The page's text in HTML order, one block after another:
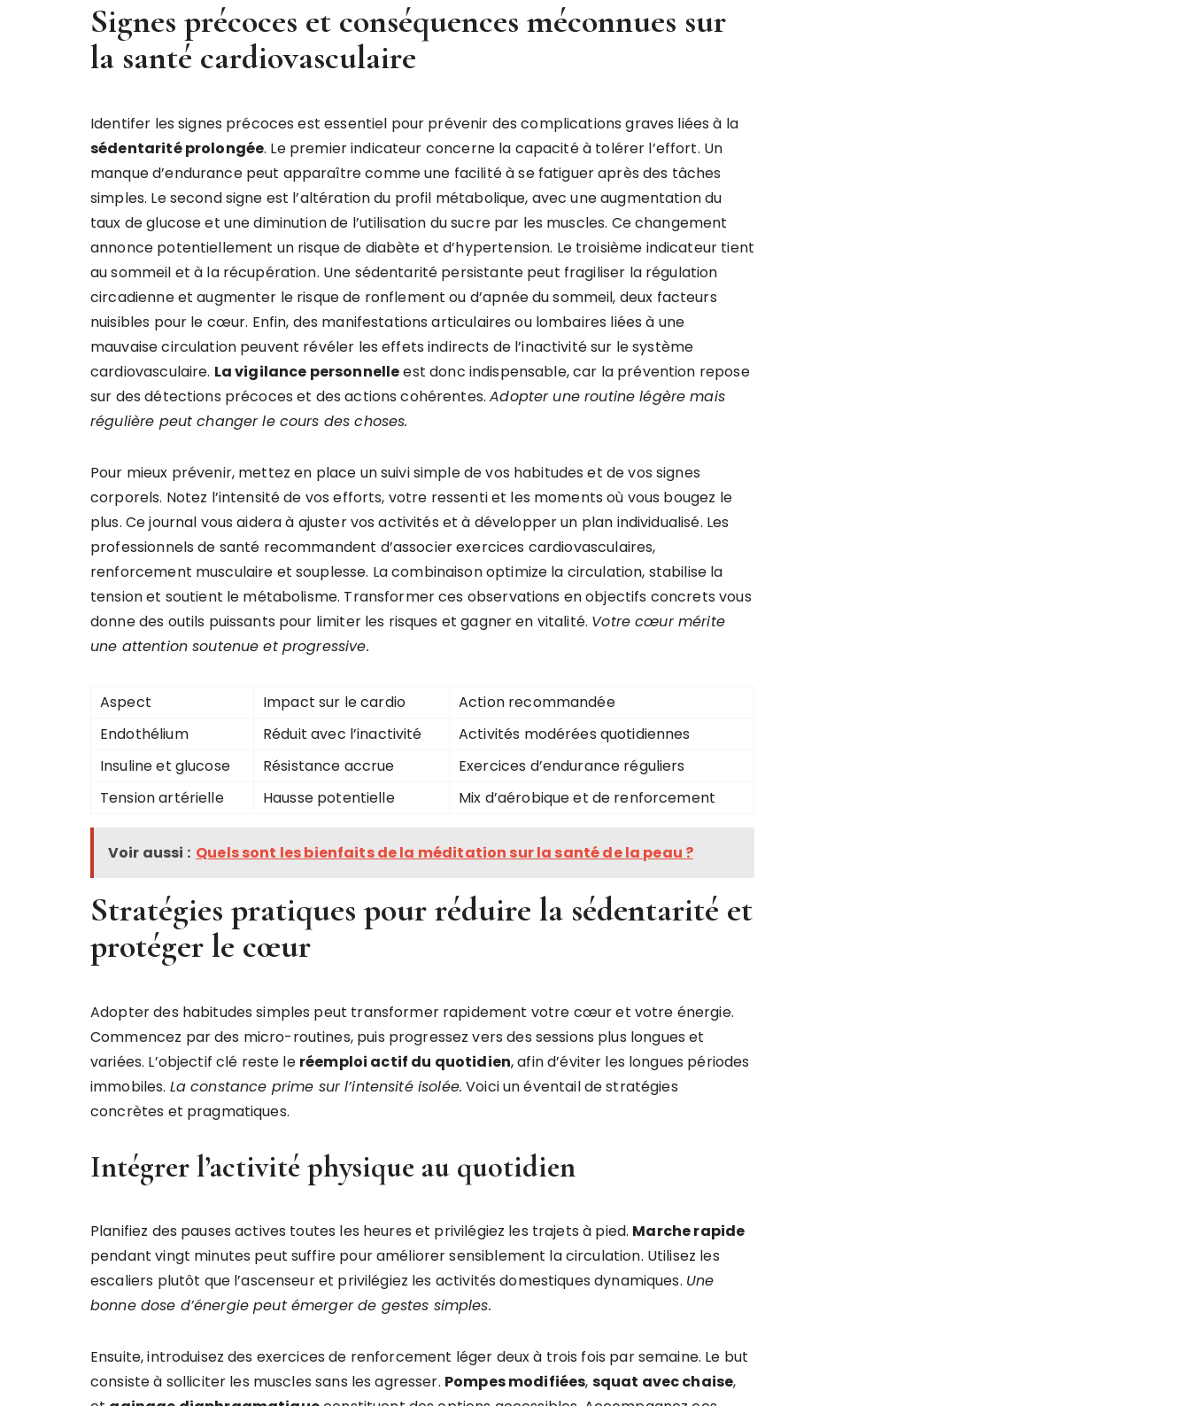
Signes précoces et conséquences méconnues sur
la santé cardiovasculaire
Identifer les signes précoces est essentiel pour prévenir des complications graves liées à la
sédentarité prolongée. Le premier indicateur concerne la capacité à tolérer l’effort. Un
manque d’endurance peut apparaître comme une facilité à se fatiguer après des tâches
simples. Le second signe est l’altération du profil métabolique, avec une augmentation du
taux de glucose et une diminution de l’utilisation du sucre par les muscles. Ce changement
annonce potentiellement un risque de diabète et d’hypertension. Le troisième indicateur tient
au sommeil et à la récupération. Une sédentarité persistante peut fragiliser la régulation
circadienne et augmenter le risque de ronflement ou d’apnée du sommeil, deux facteurs
nuisibles pour le cœur. Enfin, des manifestations articulaires ou lombaires liées à une
mauvaise circulation peuvent révéler les effets indirects de l’inactivité sur le système
cardiovasculaire. La vigilance personnelleest donc indispensable, car la prévention repose
sur des détections précoces et des actions cohérentes.Adopter une routine légère mais
régulière peut changer le cours des choses.
Pour mieux prévenir, mettez en place un suivi simple de vos habitudes et de vos signes
corporels. Notez l’intensité de vos efforts, votre ressenti et les moments où vous bougez le
plus. Ce journal vous aidera à ajuster vos activités et à développer un plan individualisé. Les
professionnels de santé recommandent d’associer exercices cardiovasculaires,
renforcement musculaire et souplesse. La combinaison optimize la circulation, stabilise la
tension et soutient le métabolisme. Transformer ces observations en objectifs concrets vous
donne des outils puissants pour limiter les risques et gagner en vitalité. Votre cœur mérite
une attention soutenue et progressive.
Aspect Impact sur le cardio
Action recommandée
Endothélium
Réduit avec l’inactivité
Activités modérées quotidiennes
Insuline et glucose
Résistance accrue
Exercices d’endurance réguliers
Tension artérielle
Hausse potentielle Mix d’aérobique et de renforcement
Voir aussi : Quels sont les bienfaits de la méditation sur la santé de la peau ?
Stratégies pratiques pour réduire la sédentarité et
protéger le cœur
Adopter des habitudes simples peut transformer rapidement votre cœur et votre énergie.
Commencez par des micro-routines, puis progressez vers des sessions plus longues et
variées. L’objectif clé reste le réemploi actif du quotidien, afin d’éviter les longues périodes
immobiles. La constance prime sur l’intensité isolée. Voici un éventail de stratégies
concrètes et pragmatiques.
Intégrer l’activité physique au quotidien
Planifiez des pauses actives toutes les heures et privilégiez les trajets à pied. Marche rapide
pendant vingt minutes peut suffire pour améliorer sensiblement la circulation. Utilisez les
escaliers plutôt que l’ascenseur et privilégiez les activités domestiques dynamiques. Une
bonne dose d’énergie peut émerger de gestes simples.
Ensuite, introduisez des exercices de renforcement léger deux à trois fois par semaine. Le but
consiste à solliciter les muscles sans les agresser. Pompes modifiées, squat avec chaise,